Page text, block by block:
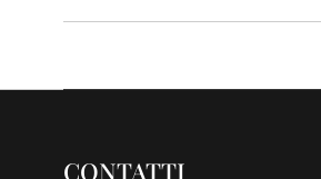
CONTATTI